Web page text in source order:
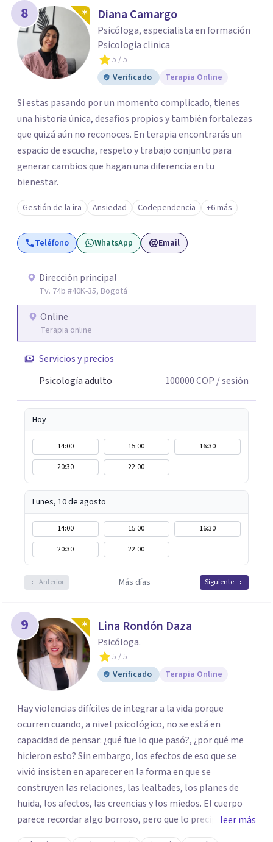
8 Diana Camargo
Psicóloga, especialista en formación
Psicología clinica
5 / 5
Verificado
Terapia Online
Si estas pasando por un momento complicado, tienes
una historia única, desafíos propios y también fortalezas
que quizá aún no reconoces. En terapia encontrarás un
espacio de escucha, respeto y trabajo conjunto para
generar cambios que hagan una diferencia en tu
bienestar.
Gestión de la ira Ansiedad Codependencia +6 más
Teléfono WhatsApp Email
Dirección principal
Tv. 74b #40K-35, Bogotá
Online
Terapia online
Servicios y precios
Psicología adulto
100000COP / sesión
Hoy
14:00 15:00
16:30
20:30
22:00
Lunes, 10 de agosto
14:00 15:00
16:30
20:30
22:00
Anterior Más días Siguiente
9 Lina Rondón Daza
Psicóloga.
5 / 5
Verificado
Terapia Online
Hay violencias difíciles de integrar a la vida porque
ocurren cuando, a nivel psicológico, no se está en
capacidad de pensar: ¿qué fue lo que pasó?, ¿por qué me
hicieron esto? Sin embargo, los efectos de eso que se
vivió insisten en aparecer en la forma en que se
construyen las relaciones, las lealtades, los planes de
huida, los afectos, las creencias y los miedos. El cuerpo
parece recordar algo borroso, pero que lo precipita a
reaccionar cuando siente una amenaza. Algunas personas
leer más